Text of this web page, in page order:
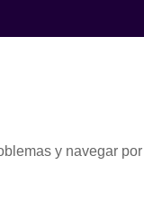
y navegar